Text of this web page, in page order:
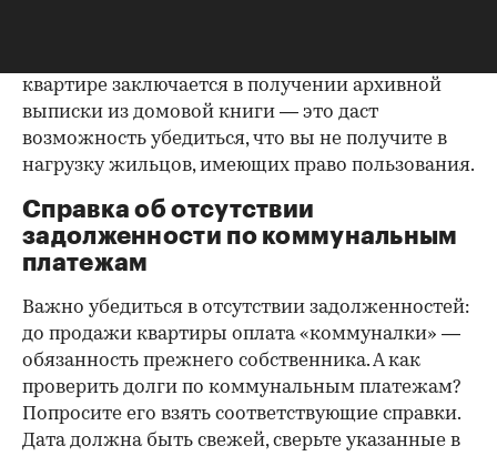
квартире заключается в получении архивной
выписки из домовой книги — это даст
возможность убедиться, что вы не получите в
нагрузку жильцов, имеющих право пользования.
Справка об отсутствии
задолженности по коммунальным
платежам
Важно убедиться в отсутствии задолженностей:
до продажи квартиры оплата «коммуналки» —
обязанность прежнего собственника. А как
проверить долги по коммунальным платежам?
Попросите его взять соответствующие справки.
Дата должна быть свежей, сверьте указанные в